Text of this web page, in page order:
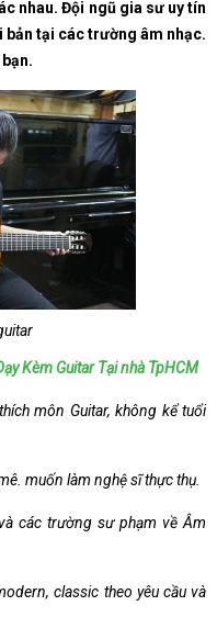
nhau. Đội ngũ gia sư uy tín
tại các trường âm nhạc.
Kèm Guitar Tại nhà TpHCM
môn Guitar, không kể tuổi
muốn làm nghệ sĩ thực thụ.
các trường sư phạm về Âm
classic theo yêu cầu và